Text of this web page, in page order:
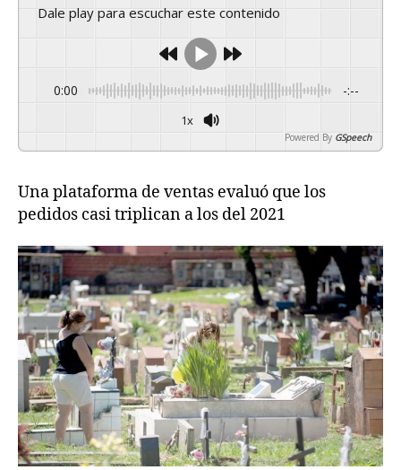
Dale play para escuchar este contenido
0:00 -:--
1x
Powered By GSpeech
Una plataforma de ventas evaluó que los
pedidos casi triplican a los del 2021